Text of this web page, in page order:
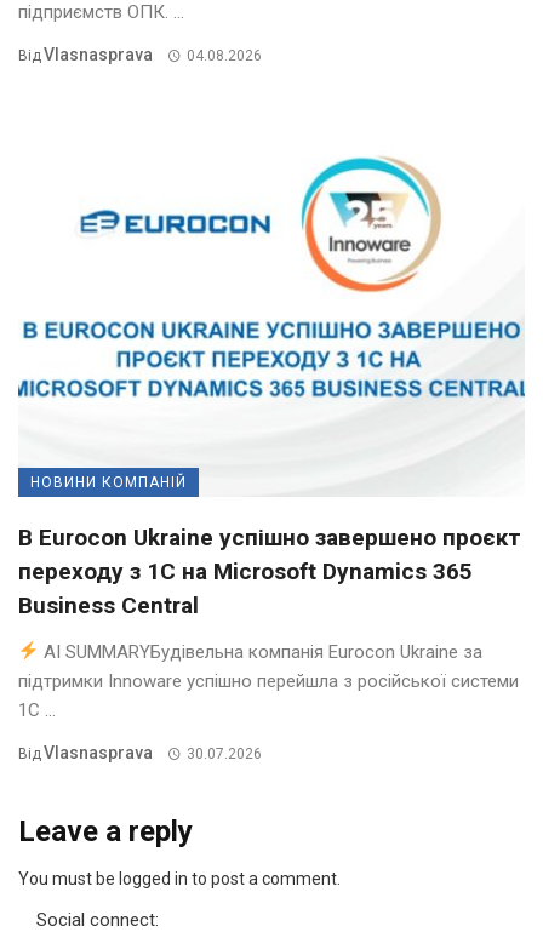
підприємств ОПК. ...
ВідVlasnasprava 04.08.2026
НОВИНИ КОМПАНІЙ
В Eurocon Ukraine успішно завершено проєкт
переходу з 1С на Microsoft Dynamics 365
Business Central
AI SUMMARYБудівельна компанія Eurocon Ukraine за
підтримки Innoware успішно перейшла з російської системи
1С ...
Від Vlasnasprava 30.07.2026
Leave a reply
You must be logged in to post a comment.
Social connect: